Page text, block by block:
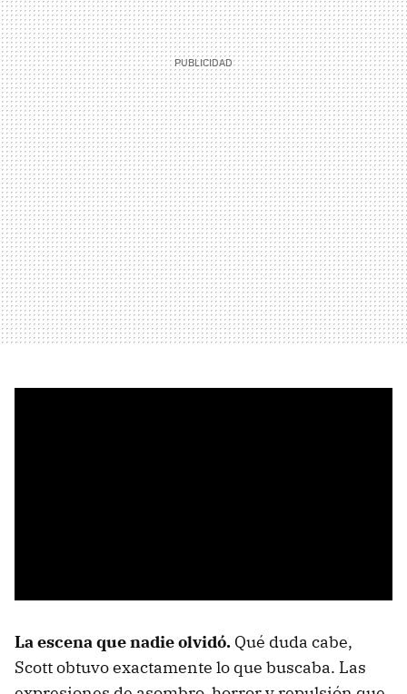
La escena que nadie olvidó. Qué duda cabe,
Scott obtuvo exactamente lo que buscaba. Las